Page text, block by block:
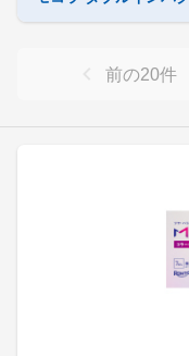
前の20件